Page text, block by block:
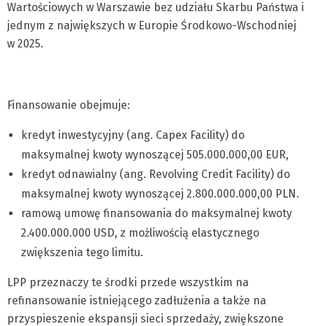
Wartościowych w Warszawie bez udziału Skarbu Państwa i
jednym z największych w Europie Środkowo-Wschodniej
w 2025.
Finansowanie obejmuje:
kredyt inwestycyjny (ang. Capex Facility) do
maksymalnej kwoty wynoszącej 505.000.000,00 EUR,
kredyt odnawialny (ang. Revolving Credit Facility) do
maksymalnej kwoty wynoszącej 2.800.000.000,00 PLN.
ramową umowę finansowania do maksymalnej kwoty
2.400.000.000 USD, z możliwością elastycznego
zwiększenia tego limitu.
LPP przeznaczy te środki przede wszystkim na
refinansowanie istniejącego zadłużenia a także na
przyspieszenie ekspansji sieci sprzedaży, zwiększone